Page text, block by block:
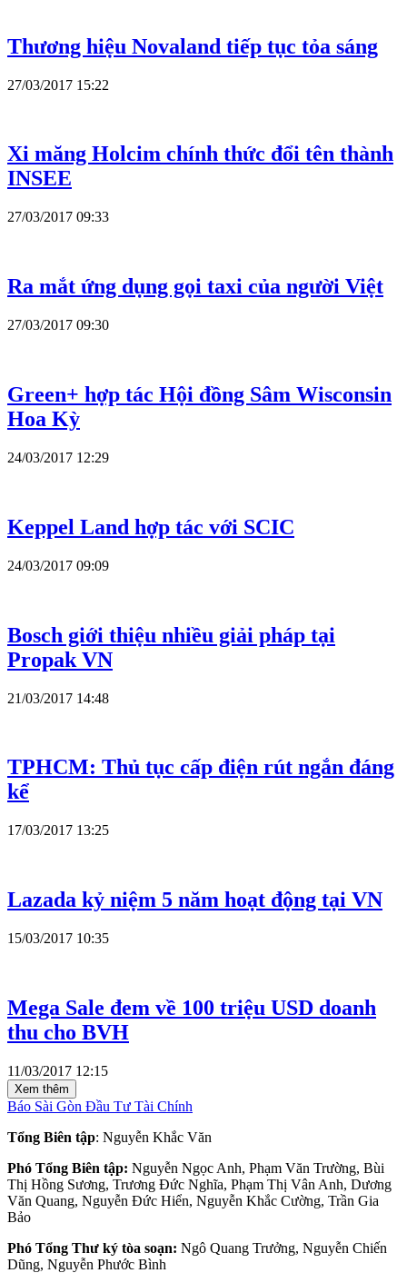
Thương hiệu Novaland tiếp tục tỏa sáng
27/03/2017 15:22
Xi măng Holcim chính thức đổi tên thành
INSEE
27/03/2017 09:33
Ra mắt ứng dụng gọi taxi của người Việt
27/03/2017 09:30
Green+ hợp tác Hội đồng Sâm Wisconsin
Hoa Kỳ
24/03/2017 12:29
Keppel Land hợp tác với SCIC
24/03/2017 09:09
Bosch giới thiệu nhiều giải pháp tại
Propak VN
21/03/2017 14:48
TPHCM: Thủ tục cấp điện rút ngắn đáng
kể
17/03/2017 13:25
Lazada kỷ niệm 5 năm hoạt động tại VN
15/03/2017 10:35
Mega Sale đem về 100 triệu USD doanh
thu cho BVH
11/03/2017 12:15
Xem thêm
Báo Sài Gòn Đầu Tư Tài Chính
Tổng Biên tập: Nguyễn Khắc Văn
Phó Tổng Biên tập: Nguyễn Ngọc Anh, Phạm Văn Trường, Bùi
Thị Hồng Sương, Trương Đức Nghĩa, Phạm Thị Vân Anh, Dương
Văn Quang, Nguyễn Đức Hiển, Nguyễn Khắc Cường, Trần Gia
Bảo
Phó Tổng Thư ký tòa soạn: Ngô Quang Trưởng, Nguyễn Chiến
Dũng, Nguyễn Phước Bình